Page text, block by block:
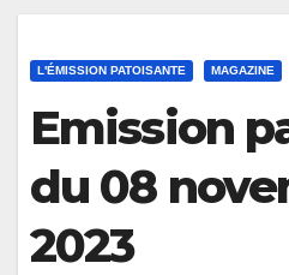
L'ÉMISSION PATOISANTE MAGAZINE
Emission
du 08
2023